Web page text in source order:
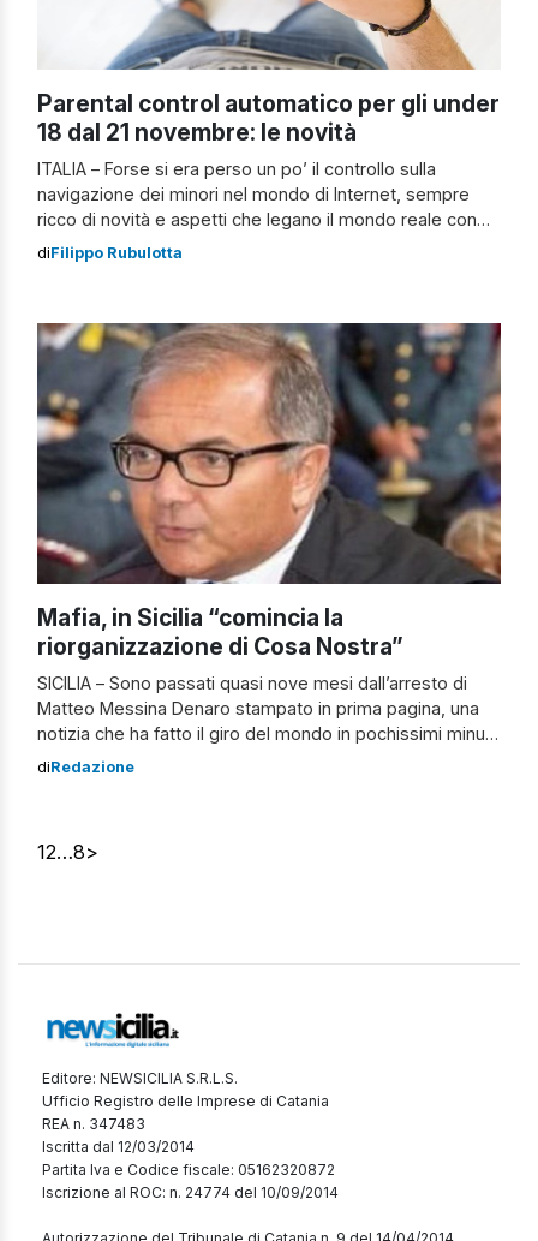
Parental control automatico per gli under
18 dal 21 novembre: le novità
ITALIA – Forse si era perso un po’ il controllo sulla
navigazione dei minori nel mondo di Internet, sempre
ricco di novità e aspetti che legano il mondo reale con
quello virtuale. Parental control automatico per i minori
diFilippo Rubulotta
Mafia, in Sicilia “comincia la
riorganizzazione di Cosa Nostra”
SICILIA – Sono passati quasi nove mesi dall’arresto di
Matteo Messina Denaro stampato in prima pagina, una
notizia che ha fatto il giro del mondo in pochissimi minuti
proprio per il ruolo che l’ex superlatitante ha avuto
diRedazione
12…8>
Editore: NEWSICILIA S.R.L.S.
Ufficio Registro delle Imprese di Catania
REA n. 347483
Iscritta dal 12/03/2014
Partita Iva e Codice fiscale: 05162320872
Iscrizione al ROC: n. 24774 del 10/09/2014